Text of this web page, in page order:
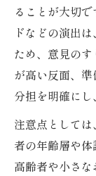
ることが大切
ドなどの演出
ため、意見の
が高い反面、
分担を明確にし
注意点として
者の年齢層や
高齢者や小さ